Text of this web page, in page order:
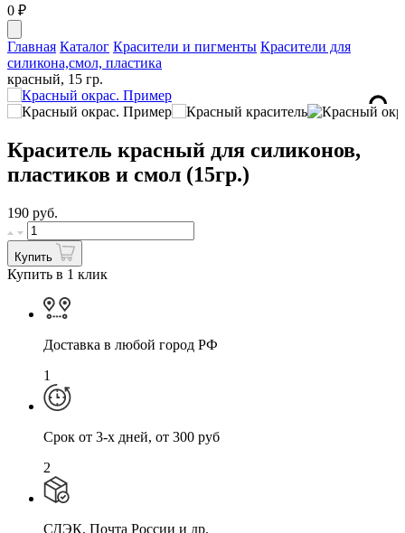
0 ₽
Главная Каталог Красители и пигменты Красители для
силикона,смол, пластика
красный, 15 гр.
Краситель красный для силиконов,
пластиков и смол (15гр.)
190 руб.
Купить
Купить в 1 клик
Доставка в любой город РФ
1
Cрок от 3-х дней, от 300 руб
2
СДЭК, Почта России и др.